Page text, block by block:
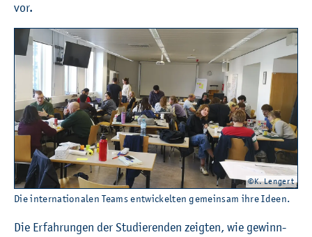
vor.
©K. Len­gert
Die in­ter­na­tio­na­len Teams ent­wi­ckel­ten ge­mein­sam ihre Ideen.
Die Er­fah­run­gen der Stu­die­ren­den zeig­ten, wie ge­winn­